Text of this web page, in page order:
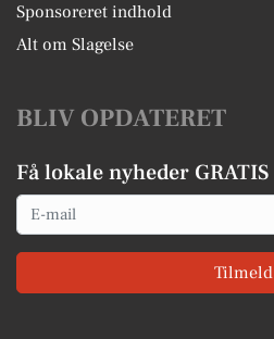
Sponsoreret indhold
Alt om Slagelse
BLIV OPDATERET
Få lokale nyheder GRATIS
Email
Tilmeld